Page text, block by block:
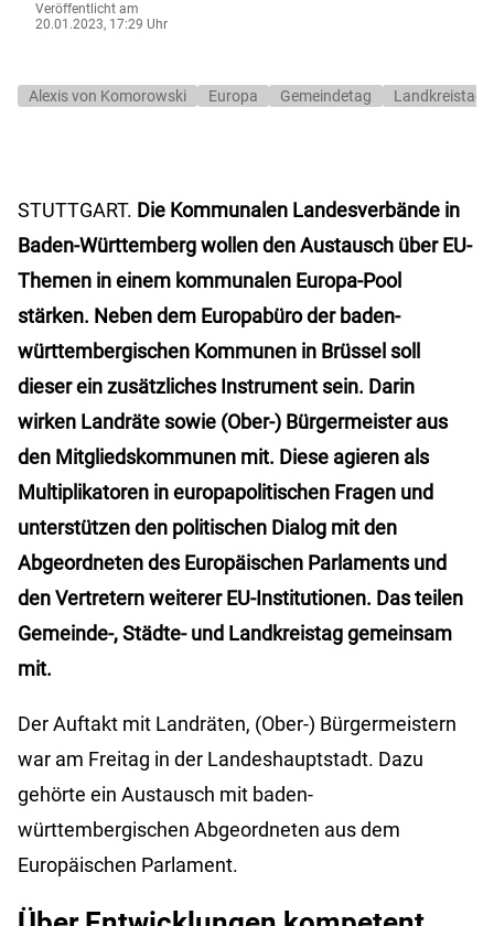
Veröffentlicht am
20.01.2023, 17:29 Uhr
Alexis von Komorowski Europa Gemeindetag Landkreistag
STUTTGART. Die Kommunalen Landesverbände in
Baden-Württemberg wollen den Austausch über EU-
Themen in einem kommunalen Europa-Pool
stärken. Neben dem Europabüro der baden-
württembergischen Kommunen in Brüssel soll
dieser ein zusätzliches Instrument sein. Darin
wirken Landräte sowie (Ober-) Bürgermeister aus
den Mitgliedskommunen mit. Diese agieren als
Multiplikatoren in europapolitischen Fragen und
unterstützen den politischen Dialog mit den
Abgeordneten des Europäischen Parlaments und
den Vertretern weiterer EU-Institutionen. Das teilen
Gemeinde-, Städte- und Landkreistag gemeinsam
mit.
Der Auftakt mit Landräten, (Ober-) Bürgermeistern
war am Freitag in der Landeshauptstadt. Dazu
gehörte ein Austausch mit baden-
württembergischen Abgeordneten aus dem
Europäischen Parlament.